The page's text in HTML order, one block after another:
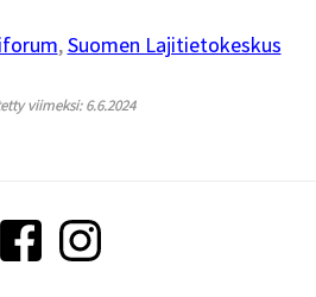
,Suomen Lajitietokeskus
viimeksi: 6.6.2024